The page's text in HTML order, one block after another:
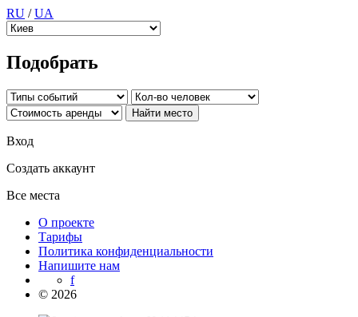
RU /UA
Подобрать
Вход
Создать аккаунт
Все места
О проекте
Тарифы
Политика конфиденциальности
Напишите нам
f
© 2026